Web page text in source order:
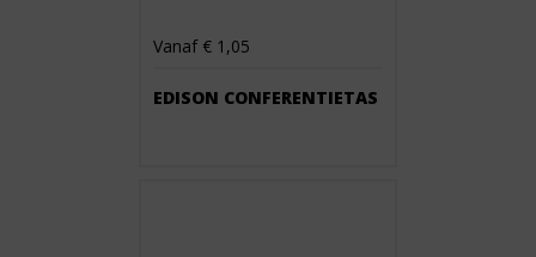
Vanaf € 1,05
EDISON CONFERENTIETAS